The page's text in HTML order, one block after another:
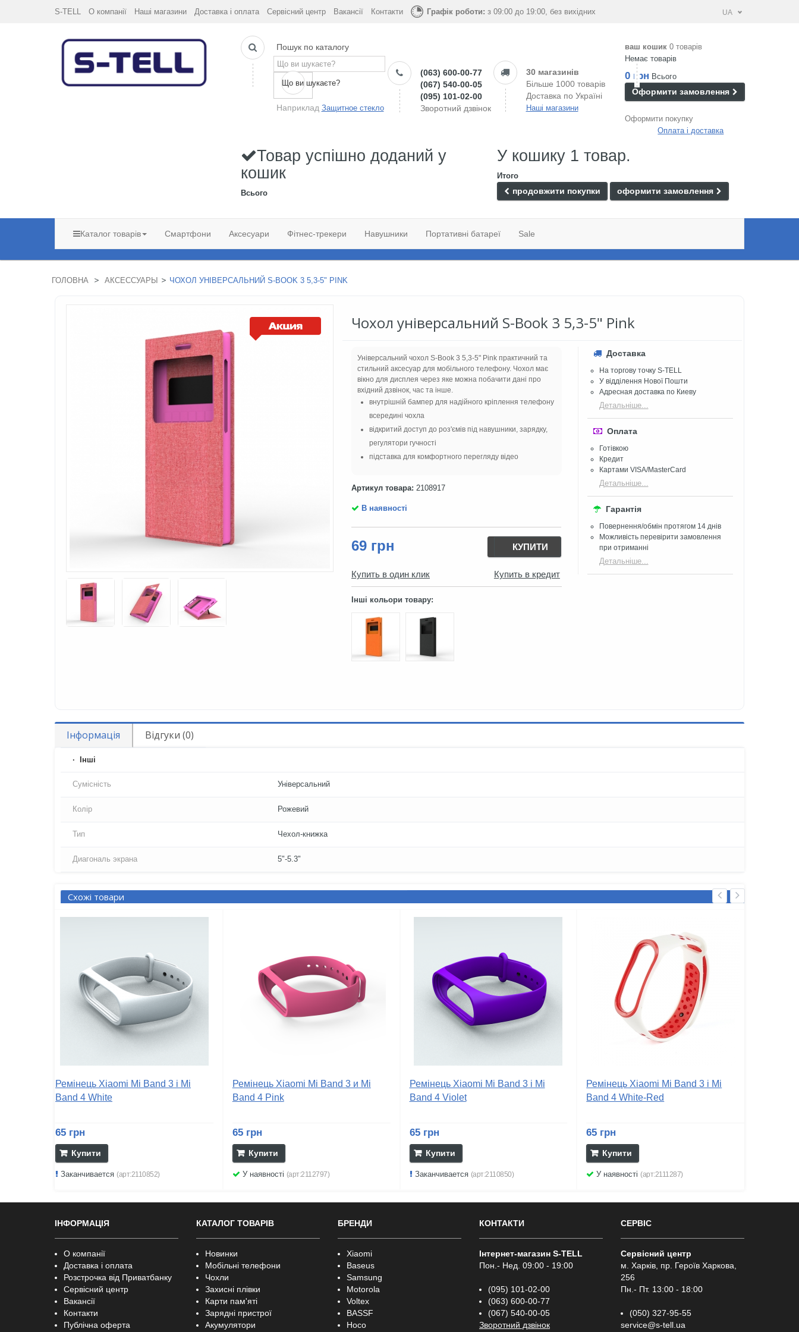
S-TELL О компанії Наші магазини Доставка і оплата Сервісний центр Вакансії Контакти Графік роботи: з 09:00 до 19:00, без вихідних UA
Пошук по каталогу
Що ви шукаєте?
Наприклад Защитное стекло
(063) 600-00-77
(067) 540-00-05
(095) 101-02-00
Зворотний дзвінок
30 магазинів
Більше 1000 товарів
Доставка по Україні
Наші магазини
ваш кошик 0 товарів
Немає товарів
0 грн Всього
Оформити замовлення
Оформити покупку
Оплата і доставка
Товар успішно доданий у
кошик
Всього
У кошику 1 товар.
Итого
продовжити покупки оформити замовлення
Каталог товарів Смартфони Аксесуари Фітнес-трекери Навушники Портативні батареї Sale
ГОЛОВНА > АКСЕССУАРЫ > ЧОХОЛ УНІВЕРСАЛЬНИЙ S-BOOK 3 5,3-5" PINK
Чохол універсальний S-Book 3 5,3-5" Pink
Універсальний чохол S-Book 3 5,3-5" Pink практичний та
стильний аксесуар для мобільного телефону. Чохол має
вікно для дисплея через яке можна побачити дані про
вхідний дзвінок, час та інше.
внутрішній бампер для надійного кріплення телефону
всередині чохла
відкритий доступ до роз'ємів під навушники, зарядку,
регулятори гучності
підставка для комфортного перегляду відео
Артикул товара: 2108917
В наявності
69 грн КУПИТИ
Купить в один клик Купить в кредит
Інші кольори товару:
Доставка
На торгову точку S-TELL
У відділення Нової Пошти
Адресная доставка по Киеву
Детальніше...
Оплата
Готівкою
Кредит
Картами VISA/MasterCard
Детальніше...
Гарантія
Повернення/обмін протягом 14 днів
Можливість перевірити замовлення
при отриманні
Детальніше...
Інформація Відгуки (0)
Iнші
Сумісність Універсальний
Колір Рожевий
Тип Чехол-книжка
Диагональ экрана 5"-5.3"
Схожі товари
Ремінець Xiaomi Mi Band 3 і Mi
Band 4 White
65 грн
Купити
Заканчивается (арт:2110852)
Ремінець Xiaomi Mi Band 3 и Mi
Band 4 Pink
65 грн
Купити
У наявності (арт:2112797)
Ремінець Xiaomi Mi Band 3 і Mi
Band 4 Violet
65 грн
Купити
Заканчивается (арт:2110850)
Ремінець Xiaomi Mi Band 3 і Mi
Band 4 White-Red
65 грн
Купити
У наявності(арт:2111287)
ІНФОРМАЦІЯ
О компанії
Доставка і оплата
Розстрочка від Приватбанку
Сервісний центр
Вакансії
Контакти
Публічна оферта
КАТАЛОГ ТОВАРІВ
Новинки
Мобільні телефони
Чохли
Захисні плівки
Карти пам'яті
Зарядні пристрої
Акумулятори
БРЕНДИ
Xiaomi
Baseus
Samsung
Motorola
Voltex
BASSF
Hoco
КОНТАКТИ
Інтернет-магазин S-TELL
Пон.- Нед. 09:00 - 19:00
(095) 101-02-00
(063) 600-00-77
(067) 540-00-05
Зворотний дзвінок
СЕРВІС
Сервісний центр
м. Харків, пр. Героїв Харкова,
256
Пн.- Пт. 13:00 - 18:00
(050) 327-95-55
service@s-tell.ua